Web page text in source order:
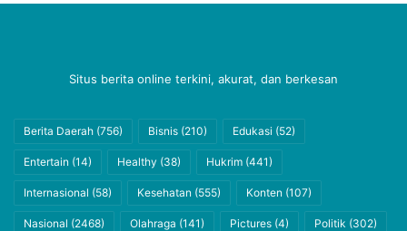
Situs berita online terkini, akurat, dan berkesan
Berita Daerah (756) Bisnis (210) Edukasi (52)
Entertain (14) Healthy (38) Hukrim (441)
Internasional (58) Kesehatan (555) Konten (107)
Nasional (2468) Olahraga (141) Pictures (4) Politik (302)